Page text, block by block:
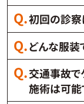
初回の診察
どんな服装
交通事故で
施術は可能